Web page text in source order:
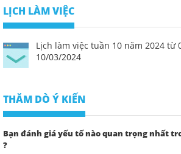
LỊCH LÀM VIỆC
Lịch làm việc tuần 10 năm 2024 từ
10/03/2024
THĂM DÒ Ý KIẾN
Bạn đánh giá yếu tố nào quan trọng nhất
?